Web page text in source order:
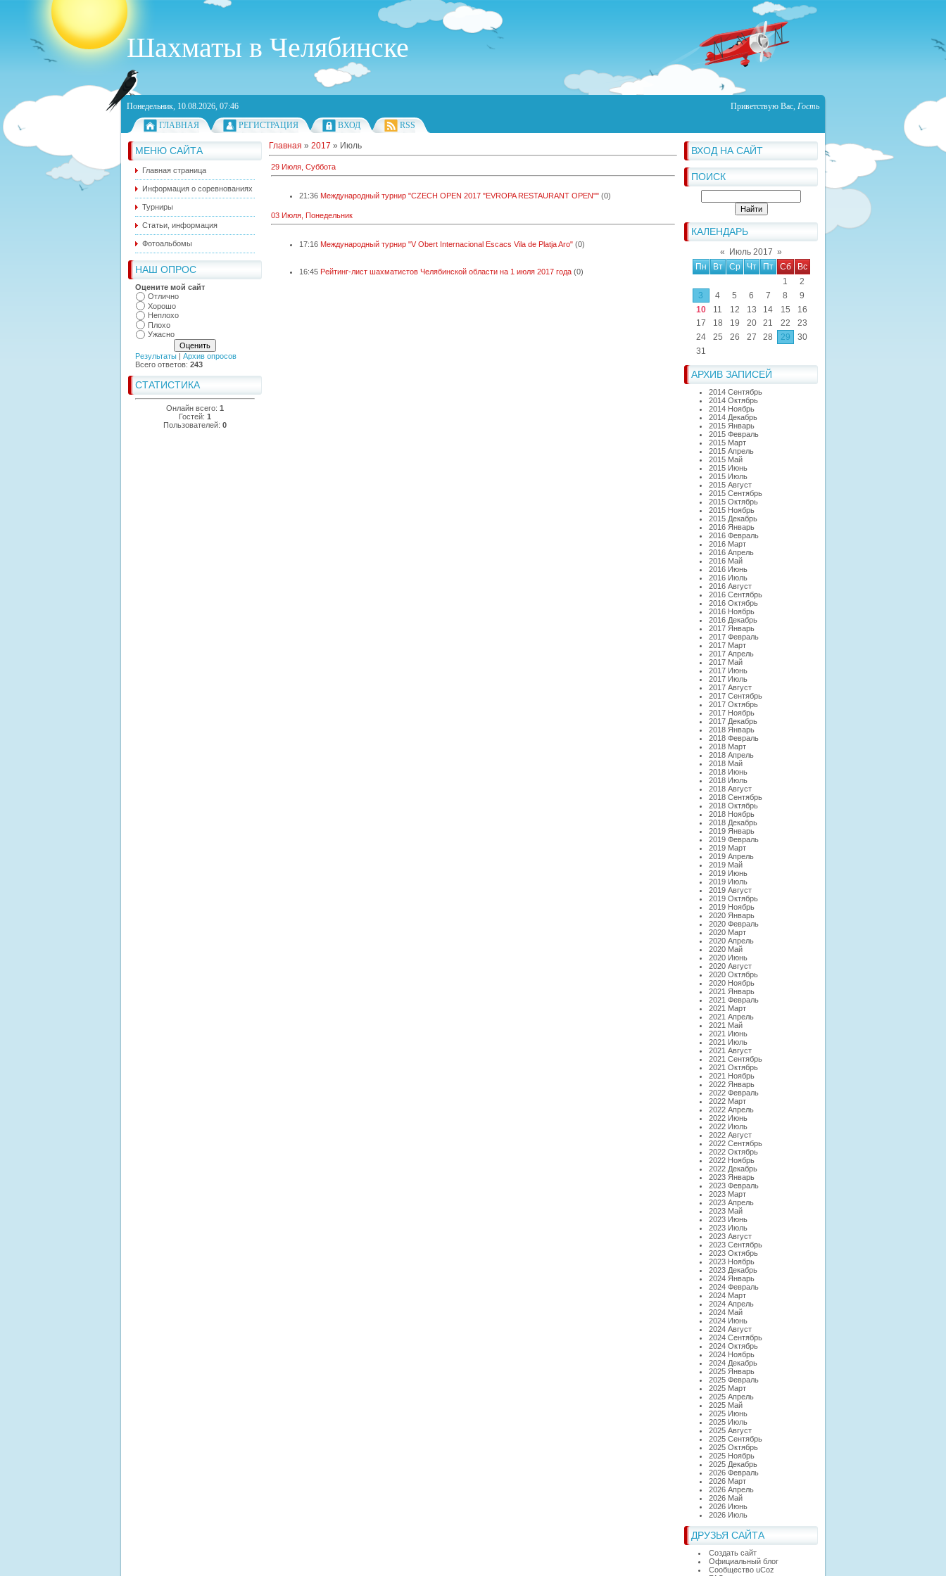
Шахматы в Челябинске
Понедельник, 10.08.2026, 07:46 Приветствую Вас, Гость
ГЛАВНАЯ
РЕГИСТРАЦИЯ ВХОД RSS
МЕНЮ САЙТА
Главная страница
Информация о соревнованиях
Турниры
Статьи, информация
Фотоальбомы
НАШ ОПРОС
Оцените мой сайт
Отлично
Хорошо
Неплохо
Плохо
Ужасно
Результаты | Архив опросов
Всего ответов: 243
СТАТИСТИКА
Онлайн всего: 1
Гостей: 1
Пользователей: 0
ВХОД НА САЙТ
ПОИСК
КАЛЕНДАРЬ
« Июль 2017 »
Пн
Вт Ср Чт Пт Сб
Вс
1
2
3
4 5 6 7 8
9
10
11 12 13 14 15
16
17
18 19 20 21 22
23
24
25 26 27 28 29
30
31
АРХИВ ЗАПИСЕЙ
2014 Сентябрь
2014 Октябрь
2014 Ноябрь
2014 Декабрь
2015 Январь
2015 Февраль
2015 Март
2015 Апрель
2015 Май
2015 Июнь
2015 Июль
2015 Август
2015 Сентябрь
2015 Октябрь
2015 Ноябрь
2015 Декабрь
2016 Январь
2016 Февраль
2016 Март
2016 Апрель
2016 Май
2016 Июнь
2016 Июль
2016 Август
2016 Сентябрь
2016 Октябрь
2016 Ноябрь
2016 Декабрь
2017 Январь
2017 Февраль
2017 Март
2017 Апрель
2017 Май
2017 Июнь
2017 Июль
2017 Август
2017 Сентябрь
2017 Октябрь
2017 Ноябрь
2017 Декабрь
2018 Январь
2018 Февраль
2018 Март
2018 Апрель
2018 Май
2018 Июнь
2018 Июль
2018 Август
2018 Сентябрь
2018 Октябрь
2018 Ноябрь
2018 Декабрь
2019 Январь
2019 Февраль
2019 Март
2019 Апрель
2019 Май
2019 Июнь
2019 Июль
2019 Август
2019 Октябрь
2019 Ноябрь
2020 Январь
2020 Февраль
2020 Март
2020 Апрель
2020 Май
2020 Июнь
2020 Август
2020 Октябрь
2020 Ноябрь
2021 Январь
2021 Февраль
2021 Март
2021 Апрель
2021 Май
2021 Июнь
2021 Июль
2021 Август
2021 Сентябрь
2021 Октябрь
2021 Ноябрь
2022 Январь
2022 Февраль
2022 Март
2022 Апрель
2022 Июнь
2022 Июль
2022 Август
2022 Сентябрь
2022 Октябрь
2022 Ноябрь
2022 Декабрь
2023 Январь
2023 Февраль
2023 Март
2023 Апрель
2023 Май
2023 Июнь
2023 Июль
2023 Август
2023 Сентябрь
2023 Октябрь
2023 Ноябрь
2023 Декабрь
2024 Январь
2024 Февраль
2024 Март
2024 Апрель
2024 Май
2024 Июнь
2024 Август
2024 Сентябрь
2024 Октябрь
2024 Ноябрь
2024 Декабрь
2025 Январь
2025 Февраль
2025 Март
2025 Апрель
2025 Май
2025 Июнь
2025 Июль
2025 Август
2025 Сентябрь
2025 Октябрь
2025 Ноябрь
2025 Декабрь
2026 Февраль
2026 Март
2026 Апрель
2026 Май
2026 Июнь
2026 Июль
ДРУЗЬЯ САЙТА
Создать сайт
Официальный блог
Сообщество uCoz
Главная » 2017 » Июль
29 Июля, Суббота
21:36 Международный турнир "CZECH OPEN 2017 "EVROPA RESTAURANT OPEN"" (0)
03 Июля, Понедельник
17:16 Международный турнир "V Obert Internacional Escacs Vila de Platja Aro" (0)
16:45 Рейтинг-лист шахматистов Челябинской области на 1 июля 2017 года (0)